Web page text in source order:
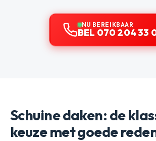
NU BEREIKBAAR
BEL 070 204 33
Schuine daken: de
keuze met goede